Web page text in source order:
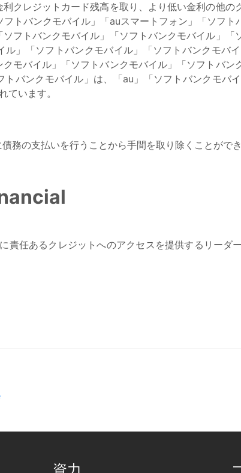
クレジットカード残高を取り、より低い金利の他
トバンクモバイル」「auスマートフォン」「ソフ
フトバンクモバイル」「ソフトバンクモバイル」
」「ソフトバンクモバイル」「ソフトバンクモバ
クモバイル」「ソフトバンクモバイル」「ソフトバ
バンクモバイル」は、「au」「ソフトバンクモバ
ています。
務の支払いを行うことから手間を取り除くことができ
責任あるクレジットへのアクセスを提供するリーダ